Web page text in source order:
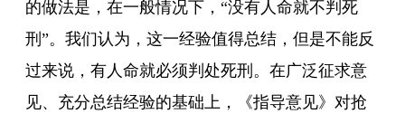
的做法是，在一般情况下，“没有人命就不判死
刑”。我们认为，这一经验值得总结，但是不能反
过来说，有人命就必须判处死刑。在广泛征求意
见、充分总结经验的基础上，《指导意见》对抢